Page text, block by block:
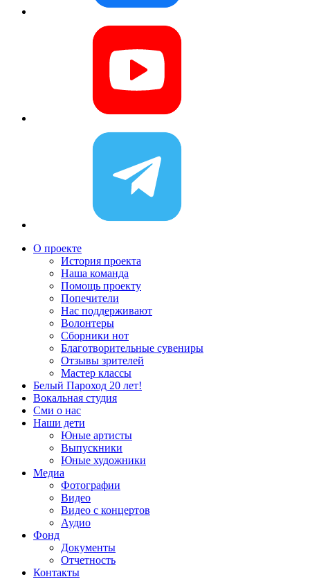
О проекте
История проекта
Наша команда
Помощь проекту
Попечители
Нас поддерживают
Волонтеры
Сборники нот
Благотворительные сувениры
Отзывы зрителей
Мастер классы
Белый Пароход 20 лет!
Вокальная студия
Сми о нас
Наши дети
Юные артисты
Выпускники
Юные художники
Медиа
Фотографии
Видео
Видео с концертов
Аудио
Фонд
Документы
Отчетность
Контакты